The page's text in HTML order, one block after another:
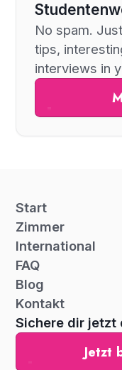
No spam.
tips,
interviews in
Start
Zimmer
International
FAQ
Blog
Kontakt
Sichere dir jetzt
Jetzt